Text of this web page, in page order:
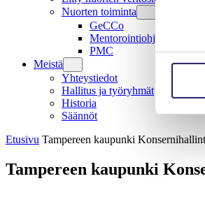
Nuorten toiminta
GeCCo
Mentorointiohjelma
PMC
Meistä
Yhteystiedot
Hallitus ja työryhmät
Historia
Säännöt
Etusivu Tampereen kaupunki
Tampereen kaupunki